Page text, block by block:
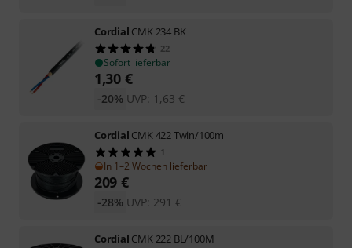
Cordial CMK 234 BK
22
Sofort lieferbar
1,30 €
UVP: 1,63 €
-20%
Cordial CMK 422 Twin/100m
1
In 1–2 Wochen lieferbar
209 €
UVP: 291 €
-28%
Cordial CMK 222 BL/100M